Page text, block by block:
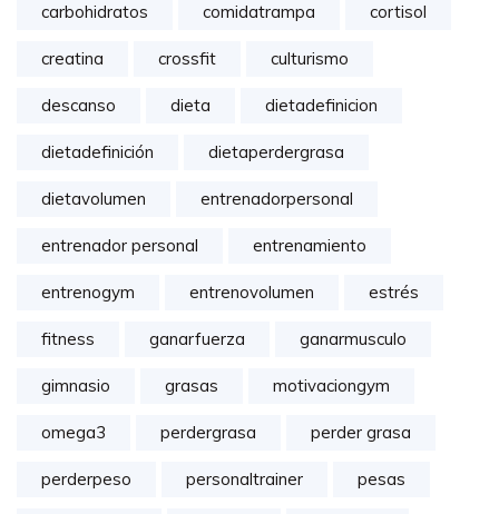
carbohidratos comidatrampa cortisol
creatina crossfit culturismo
descanso dieta dietadefinicion
dietadefinición dietaperdergrasa
dietavolumen entrenadorpersonal
entrenador personal entrenamiento
entrenogym entrenovolumen estrés
fitness ganarfuerza ganarmusculo
gimnasio grasas motivaciongym
omega3 perdergrasa perder grasa
perderpeso personaltrainer pesas